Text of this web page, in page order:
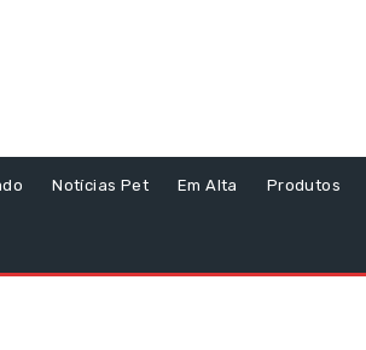
Notícias Pet Em Alta Produtos